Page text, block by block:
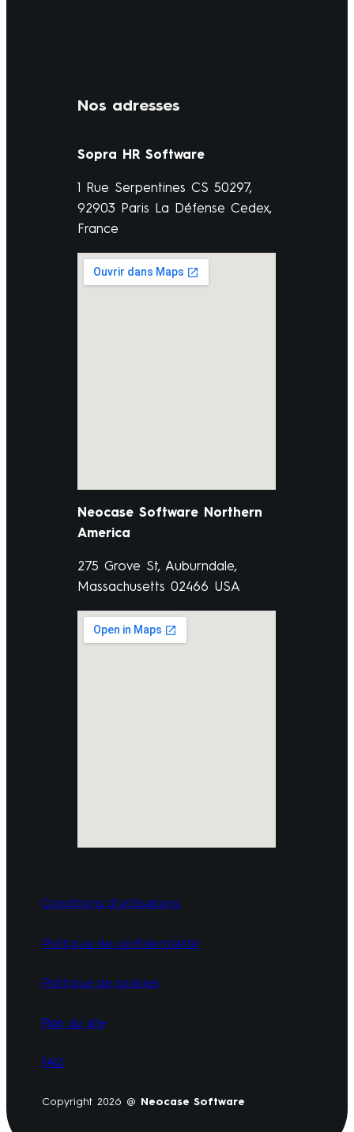
Nos adresses
Sopra HR Software
1 Rue Serpentines CS 50297,
92903 Paris La Défense Cedex,
France
Neocase Software Northern
America
275 Grove St, Auburndale,
Massachusetts 02466 USA
Conditions d’utilisations
Politique de confidentialité
Politique de cookies
Plan du site
FAQ
Copyright 2026 @ Neocase Software